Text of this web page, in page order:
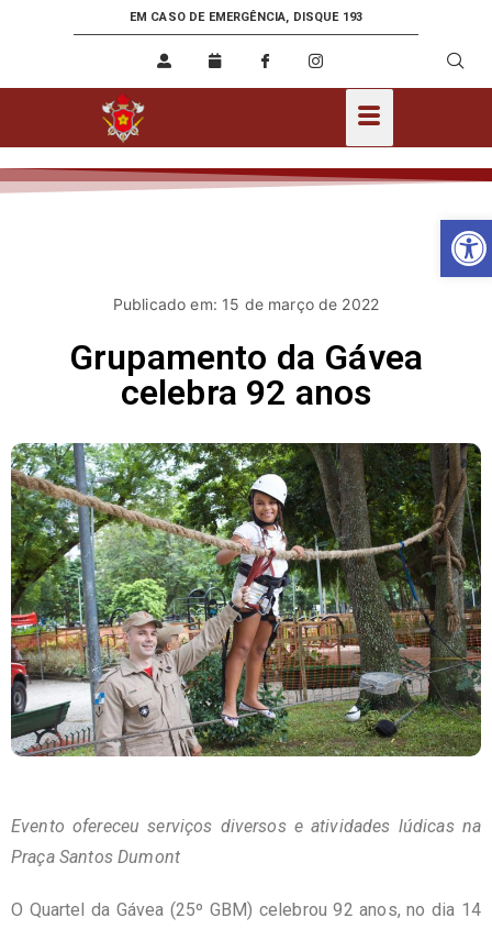
EM CASO DE EMERGÊNCIA, DISQUE 193
Publicado em: 15 de março de 2022
Grupamento da Gávea
celebra 92 anos
Evento ofereceu serviços diversos e atividades lúdicas na
Praça Santos Dumont
O Quartel da Gávea (25º GBM) celebrou 92 anos, no dia 14